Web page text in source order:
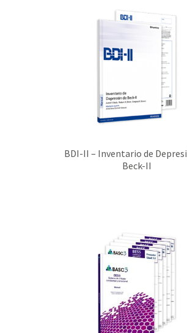
BDI-II – Inventario de
Beck-II